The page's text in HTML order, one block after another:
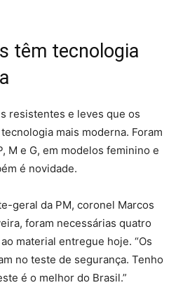
têm tecnologia
resistentes e leves que os
mais moderna. Foram
M e G, em modelos feminino e
é novidade.
geral da PM, coronel Marcos
foram necessárias quatro
material entregue hoje. “Os
no teste de segurança. Tenho
é o melhor do Brasil.”